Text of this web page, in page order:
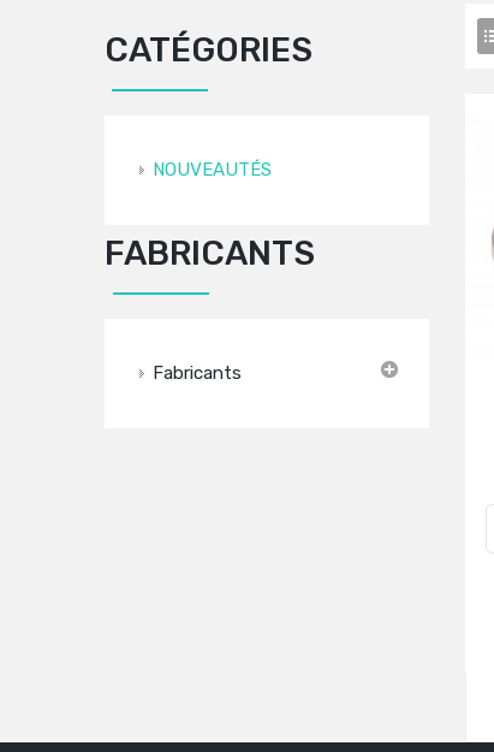
CATÉGORIES
NOUVEAUTÉS
FABRICANTS
Fabricants